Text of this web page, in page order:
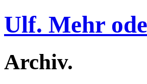
Ulf. Mehr
Archiv.